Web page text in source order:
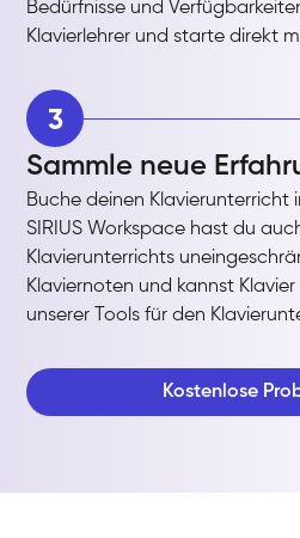
Bedürfnisse und
Klavierlehrer und starte direkt
3
Sammle neue
Buche deinen Klavierunterricht
SIRIUS Workspace hast du
Klavierunterrichts
Klaviernoten und kannst
unserer Tools für den
Kostenlose